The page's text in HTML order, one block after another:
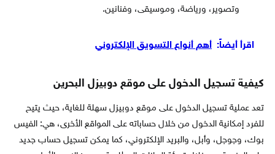
وتصوير، ورياضة، وموسيقى، وفنانين.
اقرأ أيضاً: أهم أنواع التسويق الإلكتروني
كيفية تسجيل الدخول على موقع دوبيزل البحرين
تعد عملية تسجيل الدخول على موقع دوبيزل سهلة للغاية، حيث يتيح
للفرد إمكانية الدخول من خلال حساباته على المواقع الأخرى، هي: الفيس
بوك، وجوجل، وأبل، والبريد الإلكتروني، كما يمكن تسجيل حساب جديد